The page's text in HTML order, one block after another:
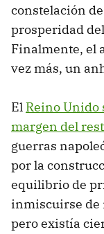
constelación
prosperidad
Finalmente, el
vez más, un
El Reino Unido
margen del
guerras
por la
equilibrio de
inmiscuirse de
pero existía